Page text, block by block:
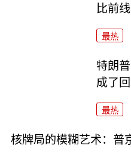
比前
最热
特朗
成了回
最热
核牌局的模糊艺术：普